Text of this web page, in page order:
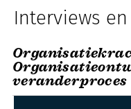
Interviews
veranderproces